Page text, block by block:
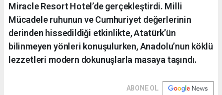
Miracle Resort Hotel’de gerçekleştirdi. Milli
Mücadele ruhunun ve Cumhuriyet değerlerinin
derinden hissedildiği etkinlikte, Atatürk’ün
bilinmeyen yönleri konuşulurken, Anadolu’nun köklü
lezzetleri modern dokunuşlarla masaya taşındı.
ABONE OL